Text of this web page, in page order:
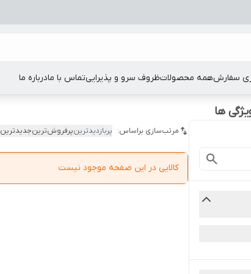
سفارشهمه محصولاتظروف سرو و پذیراییتماس با مادرباره ما
ها
مرتب‌سازی براساس: پربازدیدترینپرفروش‌ترینجدیدترین
کالایی در این صفحه موجود نیست